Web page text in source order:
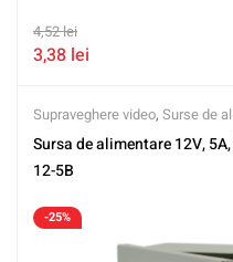
4,52lei
3,38 lei
Supraveghere video, Surse de
Sursa de alimentare 12V,
12-5B
-25%